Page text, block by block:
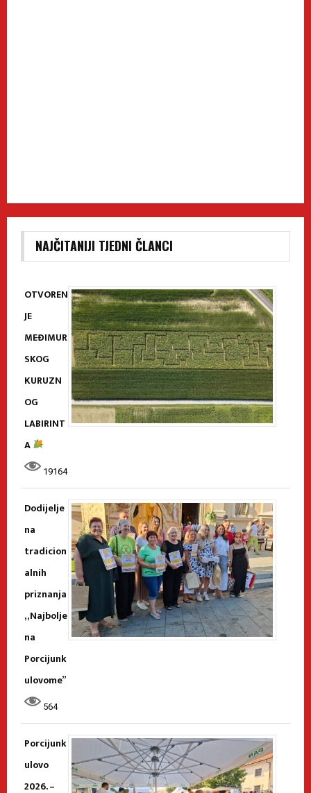
NAJČITANIJI TJEDNI ČLANCI
OTVOREN
JE
MEĐIMUR
SKOG
KURUZN
OG
LABIRINT
A
19164
Dodijelje
na
tradicion
alnih
priznanja
„Najbolje
na
Porcijunk
ulovome”
564
Porcijunk
ulovo
2026. –